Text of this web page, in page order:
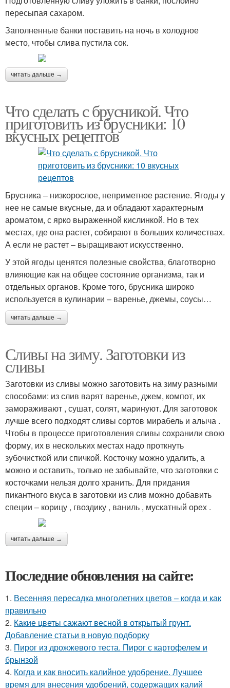
пересыпая сахаром.
Заполненные банки поставить на ночь в холодное
место, чтобы слива пустила сок.
читать дальше →
Что сделать с брусникой. Что
приготовить из брусники: 10
вкусных рецептов
Брусника – низкорослое, неприметное растение. Ягоды у
нее не самые вкусные, да и обладают характерным
ароматом, с ярко выраженной кислинкой. Но в тех
местах, где она растет, собирают в больших количествах.
А если не растет – выращивают искусственно.
У этой ягоды ценятся полезные свойства, благотворно
влияющие как на общее состояние организма, так и
отдельных органов. Кроме того, брусника широко
используется в кулинарии – варенье, джемы, соусы…
читать дальше →
Сливы на зиму. Заготовки из
сливы
Заготовки из сливы можно заготовить на зиму разными
способами: из слив варят варенье, джем, компот, их
замораживают , сушат, солят, маринуют. Для заготовок
лучше всего подходят сливы сортов мирабель и алыча .
Чтобы в процессе приготовления сливы сохранили свою
форму, их в нескольких местах надо проткнуть
зубочисткой или спичкой. Косточку можно удалить, а
можно и оставить, только не забывайте, что заготовки с
косточками нельзя долго хранить. Для придания
пикантного вкуса в заготовки из слив можно добавить
специи – корицу , гвоздику , ваниль , мускатный орех .
читать дальше →
Последние обновления на сайте:
1. Весенняя пересадка многолетних цветов – когда и как
правильно
2. Какие цветы сажают весной в открытый грунт.
Добавление статьи в новую подборку
3. Пирог из дрожжевого теста. Пирог с картофелем и
брынзой
4. Когда и как вносить калийное удобрение. Лучшее
время для внесения удобрений, содержащих калий